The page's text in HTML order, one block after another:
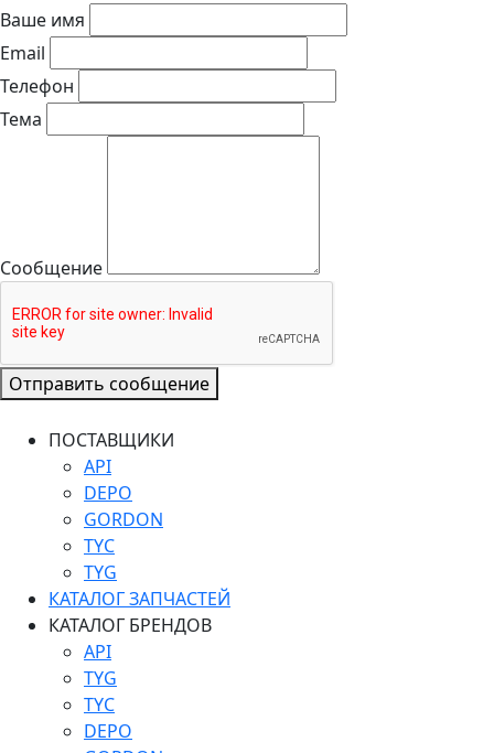
Ваше имя
Email
Телефон
Тема
Сообщение
Отправить сообщение
ПОСТАВЩИКИ
API
DEPO
GORDON
TYC
TYG
КАТАЛОГ ЗАПЧАСТЕЙ
КАТАЛОГ БРЕНДОВ
API
TYG
TYC
DEPO